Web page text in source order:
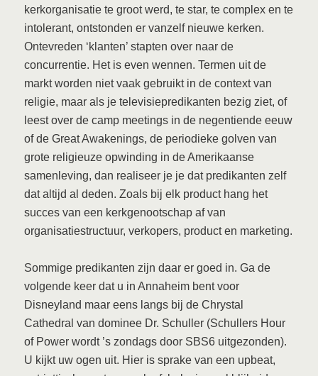
kerkorganisatie te groot werd, te star, te complex en te
intolerant, ontstonden er vanzelf nieuwe kerken.
Ontevreden ‘klanten’ stapten over naar de
concurrentie. Het is even wennen. Termen uit de
markt worden niet vaak gebruikt in de context van
religie, maar als je televisiepredikanten bezig ziet, of
leest over de camp meetings in de negentiende eeuw
of de Great Awakenings, de periodieke golven van
grote religieuze opwinding in de Amerikaanse
samenleving, dan realiseer je je dat predikanten zelf
dat altijd al deden. Zoals bij elk product hang het
succes van een kerkgenootschap af van
organisatiestructuur, verkopers, product en marketing.
Sommige predikanten zijn daar er goed in. Ga de
volgende keer dat u in Annaheim bent voor
Disneyland maar eens langs bij de Chrystal
Cathedral van dominee Dr. Schuller (Schullers Hour
of Power wordt ’s zondags door SBS6 uitgezonden).
U kijkt uw ogen uit. Hier is sprake van een upbeat,